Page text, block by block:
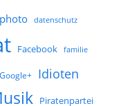
datenschutz
Facebook familie
Google+ Idioten
Piratenpartei